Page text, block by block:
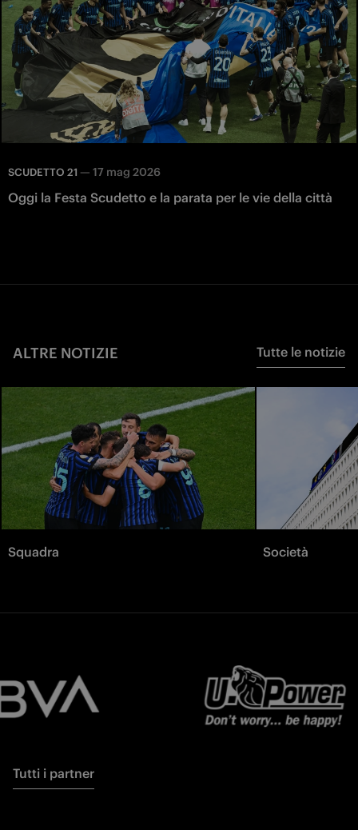
SCUDETTO 21 — 17 mag 2026
Oggi la Festa Scudetto e la parata per le vie della città
ALTRE NOTIZIE Tutte le notizie
Squadra Società
Tutti i partner